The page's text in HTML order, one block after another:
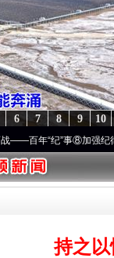
10
9
8
7
6
”事⑧加强纪律..·[视频]牢
持之